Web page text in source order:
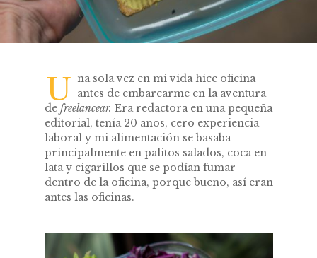
U na sola vez en mi vida hice oficina
antes de embarcarme en la aventura
de freelancear. Era redactora en una pequeña
editorial, tenía 20 años, cero experiencia
laboral y mi alimentación se basaba
principalmente en palitos salados, coca en
lata y cigarillos que se podían fumar
dentro de la oficina, porque bueno, así eran
antes las oficinas.